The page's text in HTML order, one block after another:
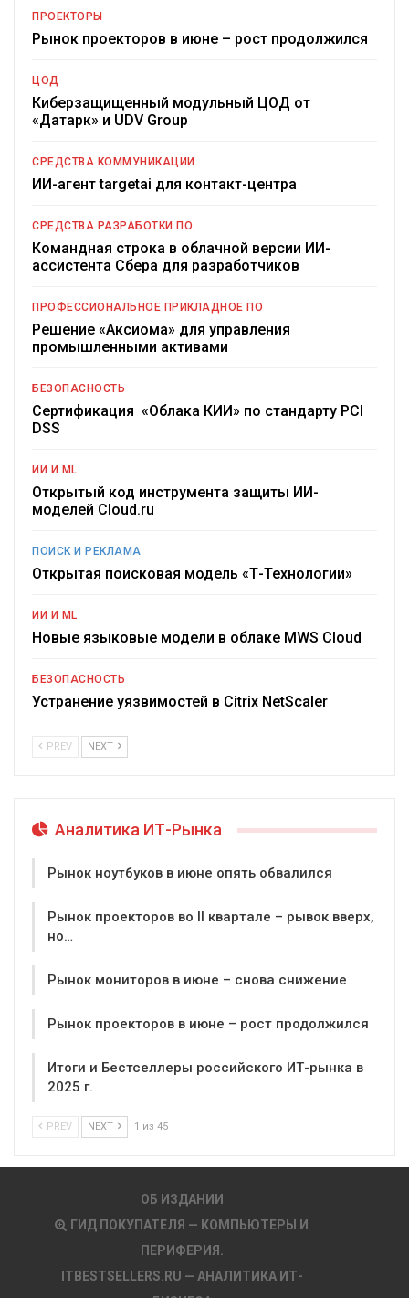
ПРОЕКТОРЫ
Рынок проекторов в июне – рост продолжился
ЦОД
Киберзащищенный модульный ЦОД от
«Датарк» и UDV Group
СРЕДСТВА КОММУНИКАЦИИ
ИИ-агент targetai для контакт-центра
СРЕДСТВА РАЗРАБОТКИ ПО
Командная строка в облачной версии ИИ-
ассистента Сбера для разработчиков
ПРОФЕССИОНАЛЬНОЕ ПРИКЛАДНОЕ ПО
Решение «Аксиома» для управления
промышленными активами
БЕЗОПАСНОСТЬ
Сертификация «Облака КИИ» по стандарту PCI
DSS
ИИ И ML
Открытый код инструмента защиты ИИ-
моделей Cloud.ru
ПОИСК И РЕКЛАМА
Открытая поисковая модель «Т-Технологии»
ИИ И ML
Новые языковые модели в облаке MWS Cloud
БЕЗОПАСНОСТЬ
Устранение уязвимостей в Citrix NetScaler
PREV NEXT
Аналитика ИТ-Рынка
Рынок ноутбуков в июне опять обвалился
Рынок проекторов во II квартале – рывок вверх,
но…
Рынок мониторов в июне – снова снижение
Рынок проекторов в июне – рост продолжился
Итоги и Бестселлеры российского ИТ-рынка в
2025 г.
PREV NEXT 1 из 45
ОБ ИЗДАНИИ
ГИД ПОКУПАТЕЛЯ — КОМПЬЮТЕРЫ И
ПЕРИФЕРИЯ.
ITBESTSELLERS.RU — АНАЛИТИКА ИТ-